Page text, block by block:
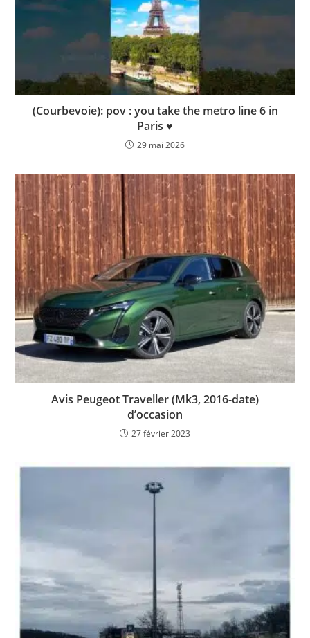
(Courbevoie): pov : you take the metro line 6 in
Paris ♥️
29 mai 2026
Avis Peugeot Traveller (Mk3, 2016-date)
d’occasion
27 février 2023